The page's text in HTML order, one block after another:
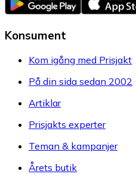
Konsument
Kom igång med Prisjakt
På din sida sedan 2002
Artiklar
Prisjakts experter
Teman & kampanjer
Årets butik